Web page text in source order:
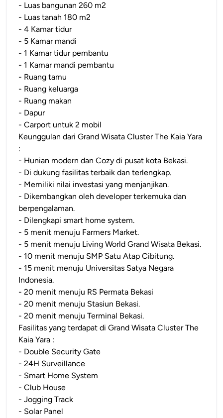
- Luas bangunan 260 m2
- Luas tanah 180 m2
- 4 Kamar tidur
- 5 Kamar mandi
- 1 Kamar tidur pembantu
- 1 Kamar mandi pembantu
- Ruang tamu
- Ruang keluarga
- Ruang makan
- Dapur
- Carport untuk 2 mobil
Keunggulan dari Grand Wisata Cluster The Kaia Yara
:
- Hunian modern dan Cozy di pusat kota Bekasi.
- Di dukung fasilitas terbaik dan terlengkap.
- Memiliki nilai investasi yang menjanjikan.
- Dikembangkan oleh developer terkemuka dan
berpengalaman.
- Dilengkapi smart home system.
- 5 menit menuju Farmers Market.
- 5 menit menuju Living World Grand Wisata Bekasi.
- 10 menit menuju SMP Satu Atap Cibitung.
- 15 menit menuju Universitas Satya Negara
Indonesia.
- 20 menit menuju RS Permata Bekasi
- 20 menit menuju Stasiun Bekasi.
- 20 menit menuju Terminal Bekasi.
Fasilitas yang terdapat di Grand Wisata Cluster The
Kaia Yara :
- Double Security Gate
- 24H Surveillance
- Smart Home System
- Club House
- Jogging Track
- Solar Panel